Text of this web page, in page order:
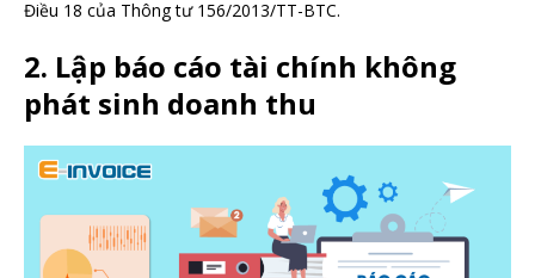
Điều 18 của Thông tư 156/2013/TT-BTC.
2. Lập báo cáo tài chính không
phát sinh doanh thu